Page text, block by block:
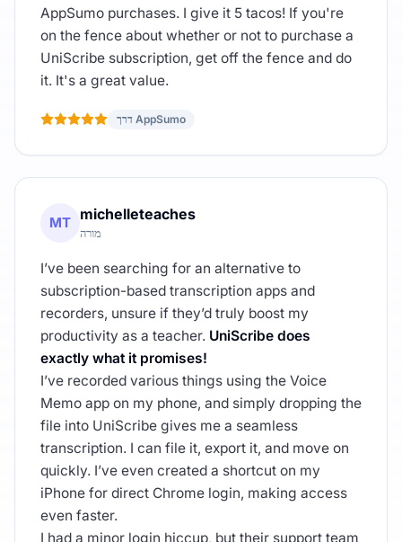
AppSumo purchases. I give it 5 tacos! If you're
on the fence about whether or not to purchase a
UniScribe subscription, get off the fence and do
it. It's a great value.
דרך AppSumo
MT michelleteaches
מורה
I’ve been searching for an alternative to
subscription-based transcription apps and
recorders, unsure if they’d truly boost my
productivity as a teacher. UniScribe does
exactly what it promises!
I’ve recorded various things using the Voice
Memo app on my phone, and simply dropping the
file into UniScribe gives me a seamless
transcription. I can file it, export it, and move on
quickly. I’ve even created a shortcut on my
iPhone for direct Chrome login, making access
even faster.
I had a minor login hiccup, but their support team